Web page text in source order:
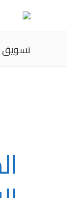
تسويق